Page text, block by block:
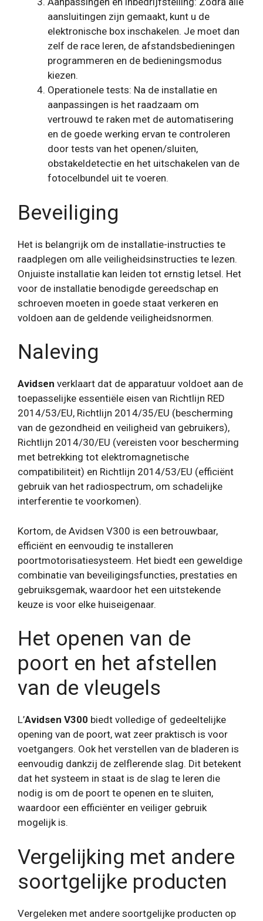
aansluitingen zijn gemaakt, kunt u de
elektronische box inschakelen. Je moet dan
zelf de race leren, de afstandsbedieningen
programmeren en de bedieningsmodus
kiezen.
Operationele tests: Na de installatie en
aanpassingen is het raadzaam om
vertrouwd te raken met de automatisering
en de goede werking ervan te controleren
door tests van het openen/sluiten,
obstakeldetectie en het uitschakelen van de
fotocelbundel uit te voeren.
Beveiliging
Het is belangrijk om de installatie-instructies te
raadplegen om alle veiligheidsinstructies te lezen.
Onjuiste installatie kan leiden tot ernstig letsel. Het
voor de installatie benodigde gereedschap en
schroeven moeten in goede staat verkeren en
voldoen aan de geldende veiligheidsnormen.
Naleving
Avidsen verklaart dat de apparatuur voldoet aan de
toepasselijke essentiële eisen van Richtlijn RED
2014/53/EU, Richtlijn 2014/35/EU (bescherming
van de gezondheid en veiligheid van gebruikers),
Richtlijn 2014/30/EU (vereisten voor bescherming
met betrekking tot elektromagnetische
compatibiliteit) en Richtlijn 2014/53/EU (efficiënt
gebruik van het radiospectrum, om schadelijke
interferentie te voorkomen).
Kortom, de Avidsen V300 is een betrouwbaar,
efficiënt en eenvoudig te installeren
poortmotorisatiesysteem. Het biedt een geweldige
combinatie van beveiligingsfuncties, prestaties en
gebruiksgemak, waardoor het een uitstekende
keuze is voor elke huiseigenaar.
Het openen van de
poort en het afstellen
van de vleugels
L’Avidsen V300 biedt volledige of gedeeltelijke
opening van de poort, wat zeer praktisch is voor
voetgangers. Ook het verstellen van de bladeren is
eenvoudig dankzij de zelflerende slag. Dit betekent
dat het systeem in staat is de slag te leren die
nodig is om de poort te openen en te sluiten,
waardoor een efficiënter en veiliger gebruik
mogelijk is.
Vergelijking met andere
soortgelijke producten
Vergeleken met andere soortgelijke producten op